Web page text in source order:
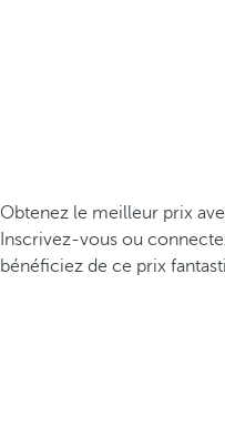
Obtenez le meilleur prix
Inscrivez-vous ou
bénéficiez de ce prix